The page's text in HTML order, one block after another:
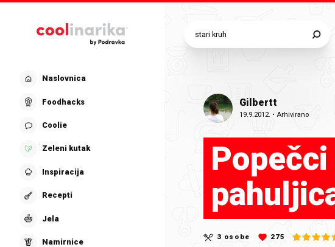
Naslovnica
Foodhacks
Coolie
Zeleni kutak
Inspiracija
Recepti
Jela
Namirnice
Gilbertt
19.9.2012. •Arhivirano
3 osobe 275